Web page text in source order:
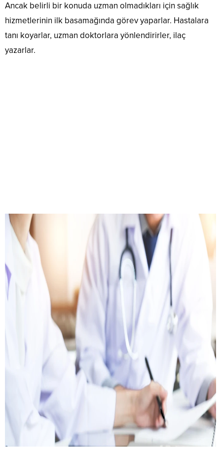
Ancak belirli bir konuda uzman olmadıkları için sağlık
hizmetlerinin ilk basamağında görev yaparlar. Hastalara
tanı koyarlar, uzman doktorlara yönlendirirler, ilaç
yazarlar.